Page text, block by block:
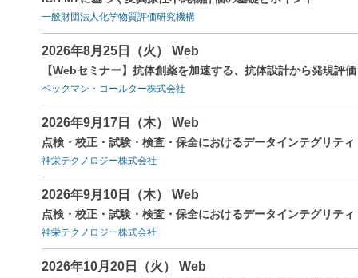
一般財団法人化学物質評価研究機構
2026年8月25日（火） Web
【Webセミナー】抗体創薬を加速する、抗体設計から発現評
ベックマン・コールター株式会社
2026年9月17日（木） Web
点検・校正・試験・検査・保全におけるデータインテグリテ
神栄テクノロジー株式会社
2026年9月10日（木） Web
点検・校正・試験・検査・保全におけるデータインテグリテ
神栄テクノロジー株式会社
2026年10月20日（火） Web